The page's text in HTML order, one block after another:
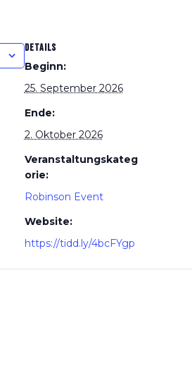
DETAILS
Beginn:
25. September 2026
Ende:
2. Oktober 2026
Veranstaltungskateg
orie:
Robinson Event
Website:
https://tidd.ly/4bcFYgp